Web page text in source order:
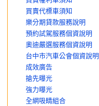
買賣代標車須知
樂分期貸款服務說明
預約試駕服務個資說明
奧迪嚴選服務個資說明
台中市汽車公會個資說明
成效廣告
搶先曝光
強力曝光
全網吸睛組合